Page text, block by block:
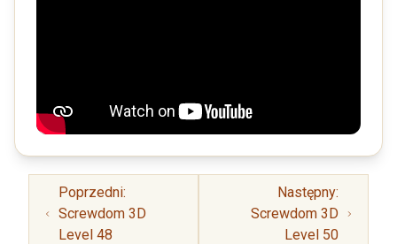
Poprzedni:
Screwdom 3D
Level 48
Następny:
Screwdom 3D
Level 50